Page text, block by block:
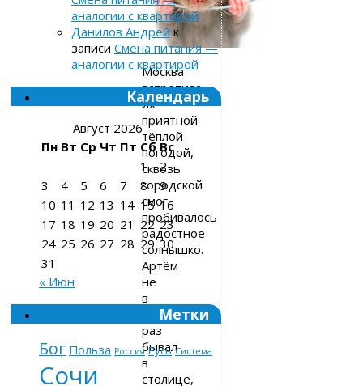
Москва
встретила
их
приятной
тёплой
погодой,
сквозь
городской
смог
пробивалось
радостное
солнышко.
Артём
не
в
первый
раз
бывал
в
столице,
аналогии с квартирой
Данилов Андрейк
записи Смена питания —
аналогии с квартирой
Календарь
Август 2026
Пн Вт Ср Чт Пт Сб Вс
1
2
3
4 5 6 7 8
9
10 11 12 13 14 15 16
17 18 19 20 21 22 23
24 25 26 27 28 29 30
31
« Июн
Метки
Бог Польза Россия Русь Система
Сочи